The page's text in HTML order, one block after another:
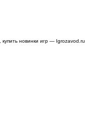
новинки игр — Igrozavod.ru